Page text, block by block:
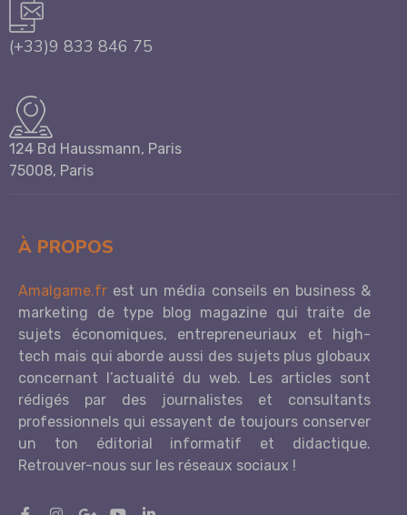
(+33)9 833 846 75
124 Bd Haussmann, Paris
75008, Paris
À PROPOS
Amalgame.fr est un média conseils en business &
marketing de type blog magazine qui traite de
sujets économiques, entrepreneuriaux et high-
tech mais qui aborde aussi des sujets plus globaux
concernant l’actualité du web. Les articles sont
rédigés par des journalistes et consultants
professionnels qui essayent de toujours conserver
un ton éditorial informatif et didactique.
Retrouver-nous sur les réseaux sociaux !